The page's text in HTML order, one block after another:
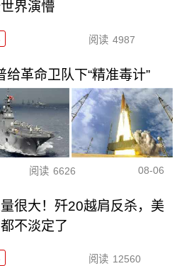
界演懵
阅读 4987
革命卫队下“精准毒计”
阅读 6626 08-06
很大！歼20越肩反杀，美
不淡定了
阅读 12560